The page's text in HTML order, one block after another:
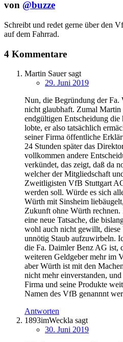
von @buzze
Schreibt und redet gerne über den
auf dem Fahrrad.
4 Kommentare
Martin Sauersagt
29. Juni 2019
Nun, die Begründung der Fa.
nicht glaubhaft. Zumal Martin
endgültigen Entscheidung
lobte, er also tatsächlich
seiner Firma öffentliche
24 Stunden später das
vollkommen andere
verkündet, das zeigt, daß da
welcher der Mitgliedschaft
Zweitligisten VfB Stuttgart
werden soll. Würde es sich
Würth mit Sinsheim
Zukunft ohne Würth
eine neue Tatsache, die
wohl auch nicht gewillt, diese
unnötig Staub aufzuwirbeln.
die Fa. Daimler Benz AG ist,
weiteren Geldgeber mehr im
aber Würth ist mit den
nicht mehr einverstanden,
Firma und seine Produkte
Namen des VfB genannnt
Antworten
1893imWeckla sagt
30. Juni 2019